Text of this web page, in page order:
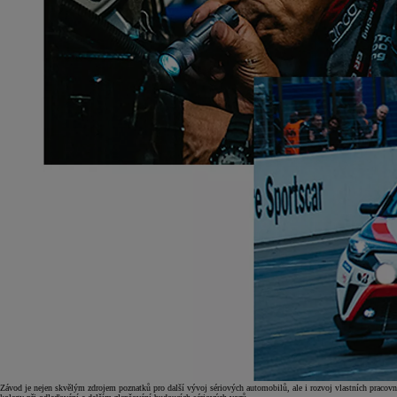
Závod je nejen skvělým zdrojem poznatků pro další vývoj sériových automobilů, ale i rozvoj vlastních